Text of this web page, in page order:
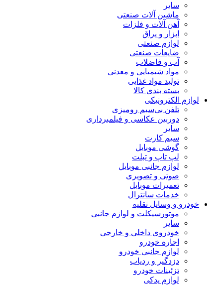
سایر
ماشین آلات صنعتی
آهن آلات و فلزات
ابزار و یراق
لوازم صنعتی
ضایعات صنعتی
آب و فاضلاب
مواد شیمیایی و معدنی
تولید مواد غذایی
بسته بندی کالا
لوازم الکترونیکی
تلفن بی‌سیم رومیزی
دوربین عکاسی و فیلمبرداری
سایر
سیم کارت
گوشی موبایل
لپ تاپ و تبلت
لوازم جانبی موبایل
صوتی و تصویری
تعمیرات موبایل
خدمات سانترال
خودرو و وسایل نقلیه
موتورسیکلت و لوازم جانبی
سایر
خودروی داخلی و خارجی
اجاره خودرو
لوازم جانبی خودرو
دزدگیر و ردیاب
تزئینات خودرو
لوازم یدکی